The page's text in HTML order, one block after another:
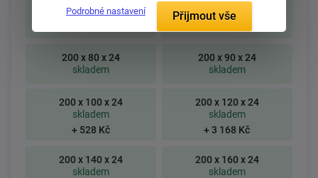
195 x 80 x 24
195 x 85 x 24
skladem
200 x 80 x 24
skladem
200 x 90 x 24
skladem
200 x 100 x 24
skladem
+ 528 Kč
200 x 120 x 24
skladem
+ 3 168 Kč
200 x 140 x 24
skladem
200 x 160 x 24
skladem
Podrobné nastavení Přijmout vše